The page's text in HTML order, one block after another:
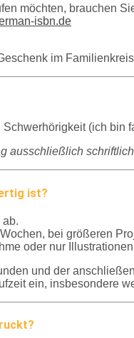
möchten, brauchen
isbn.de
im
(ich bin
ausschließlich
ist?
ab.
bei größeren
oder nur
und der
ein, insbesondere